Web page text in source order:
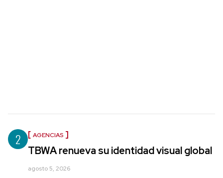
2 AGENCIAS
TBWA renueva su identidad visual global
agosto 5, 2026